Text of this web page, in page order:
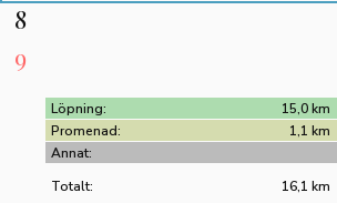
8
9
Löpning:
15,0 km
Promenad:
1,1 km
Annat:
Totalt:
16,1 km